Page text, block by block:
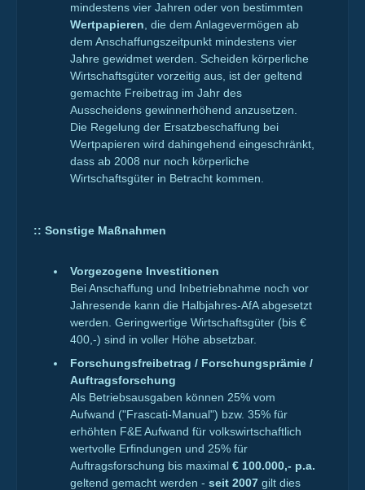
mindestens vier Jahren oder von bestimmten
Wertpapieren , die dem Anlagevermögen ab
dem Anschaffungszeitpunkt mindestens vier
Jahre gewidmet werden. Scheiden körperliche
Wirtschaftsgüter vorzeitig aus, ist der geltend
gemachte Freibetrag im Jahr des
Ausscheidens gewinnerhöhend anzusetzen.
Die Regelung der Ersatzbeschaffung bei
Wertpapieren wird dahingehend eingeschränkt,
dass ab 2008 nur noch körperliche
Wirtschaftsgüter in Betracht kommen.
:: Sonstige Maßnahmen
Vorgezogene Investitionen
Bei Anschaffung und Inbetriebnahme noch vor
Jahresende kann die Halbjahres-AfA abgesetzt
werden. Geringwertige Wirtschaftsgüter (bis €
400,-) sind in voller Höhe absetzbar.
Forschungsfreibetrag / Forschungsprämie /
Auftragsforschung
Als Betriebsausgaben können 25% vom
Aufwand ("Frascati-Manual") bzw. 35% für
erhöhten F&E Aufwand für volkswirtschaftlich
wertvolle Erfindungen und 25% für
Auftragsforschung bis maximal € 100.000,- p.a.
geltend gemacht werden - seit 2007 gilt dies